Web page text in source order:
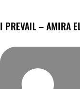
I PREVAIL – AMIRA